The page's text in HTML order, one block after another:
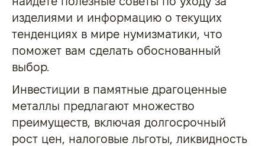
изделиями и информацию о текущих
тенденциях в мире нумизматики, что
поможет вам сделать обоснованный
выбор.
Инвестиции в памятные драгоценные
металлы предлагают множество
преимуществ, включая долгосрочный
рост цен, налоговые льготы, ликвидность